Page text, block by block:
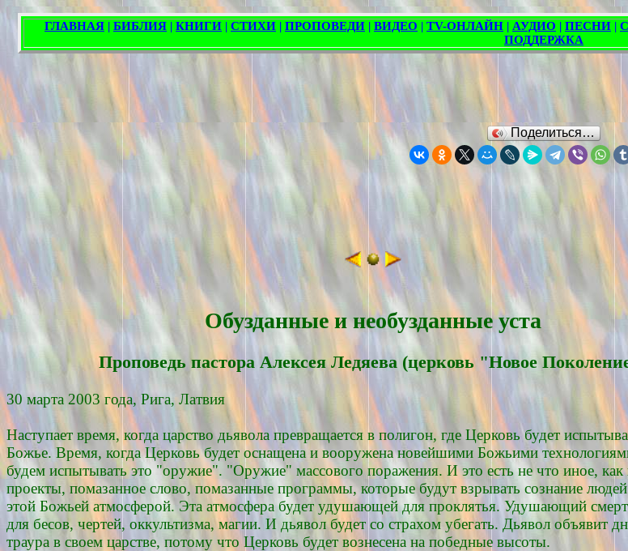
Поделиться…
Обузданные и необузданные уста
Проповедь пасторa Алексея Ледяевa (церковь "Новое
30 марта 2003 года, Рига, Латвия
Наступает время, когда царство дьявола превращается в полигон, где Церковь будет
Божье. Время, когда Церковь будет оснащена и вооружена новейшими Божьими
будем испытывать это "оружие". "Оружие" массового поражения. И это есть не что иное, как
проекты, помазанное слово, помазанные программы, которые будут взрывать сознание
этой Божьей атмосферой. Эта атмосфера будет удушающей для проклятья. Удушающий
для бесов, чертей, оккультизма, магии. И дьявол будет со страхом убегать. Дьявол объявит
траура в своем царстве, потому что Церковь будет вознесена на победные высоты.